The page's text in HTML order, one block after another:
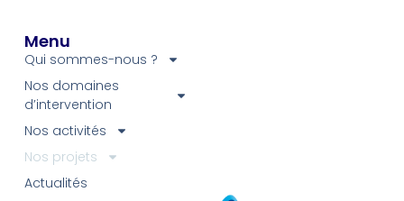
Menu
Qui sommes-nous ?
Nos domaines
d’intervention
Nos activités
Nos projets
Actualités